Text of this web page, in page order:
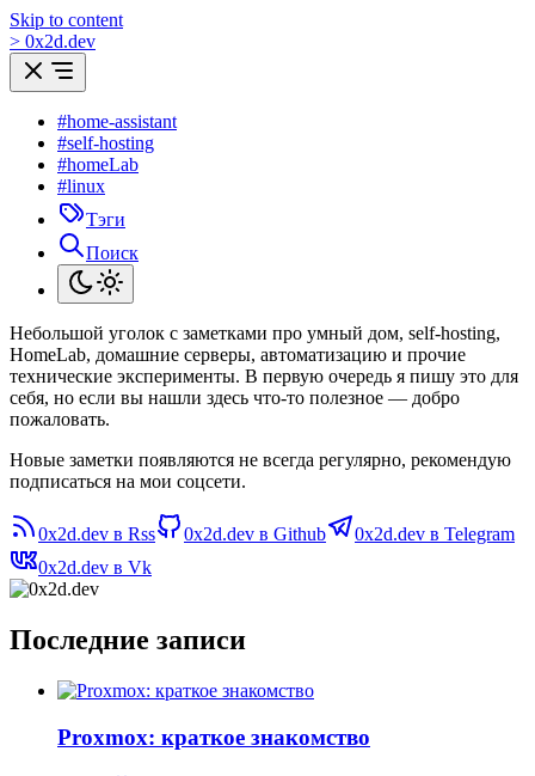
Skip to content
> 0x2d.dev
#home-assistant
#self-hosting
#homeLab
#linux
Тэги
Поиск
Небольшой уголок с заметками про умный дом, self-hosting,
HomeLab, домашние серверы, автоматизацию и прочие
технические эксперименты. В первую очередь я пишу это для
себя, но если вы нашли здесь что-то полезное — добро
пожаловать.
Новые заметки появляются не всегда регулярно, рекомендую
подписаться на мои соцсети.
0x2d.dev в Rss 0x2d.dev в Github
0x2d.dev в Telegram
0x2d.dev в Vk
Последние записи
Proxmox: краткое знакомство